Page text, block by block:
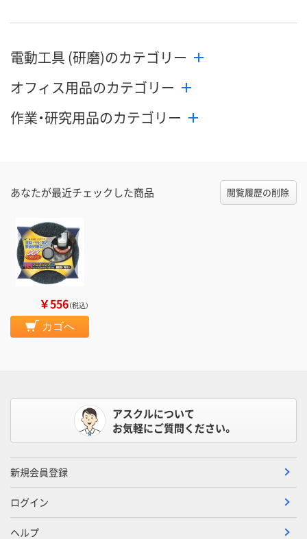
販売停止中です
カゴへ
電動工具 (研磨)のカテゴリー
オフィス用品のカテゴリー
作業・研究用品のカテゴリー
あなたが最近チェックした商品 閲覧履歴の削除
￥556（税込）
カゴへ
アスクルについて
お気軽にご質問ください。
新規会員登録
ログイン
ヘルプ